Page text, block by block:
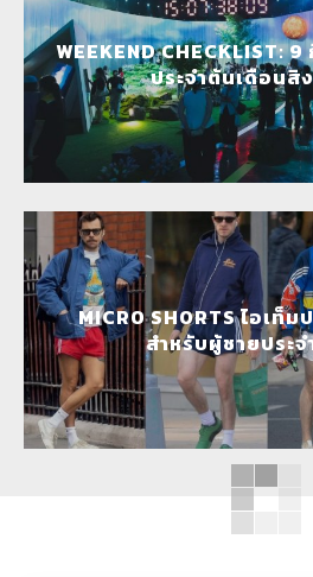
WEEKEND CHECKLIST:
ประจำต้นเดือนสิ
MICRO SHORTS ไอเท็
สำหรับผู้ชายประ